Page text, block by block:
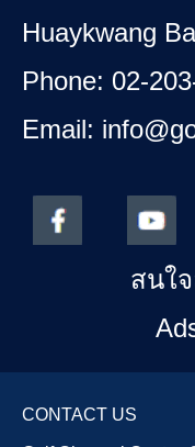
Huaykwang
Phone: 02-
Email:
สนใ
CONTACT US